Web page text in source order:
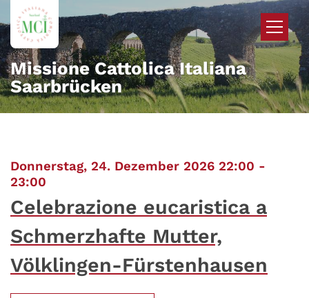
Zum Inhalt springen
Missione Cattolica Italiana
Saarbrücken
Donnerstag, 24. Dezember 2026 22:00 -
23:00
Celebrazione eucaristica a
Schmerzhafte Mutter,
Völklingen-Fürstenhausen